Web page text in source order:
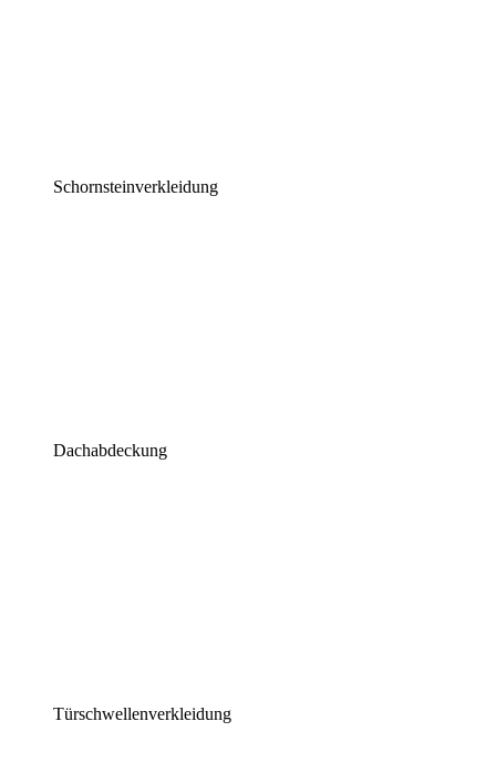
Schornsteinverkleidung
Dachabdeckung
Türschwellenverkleidung